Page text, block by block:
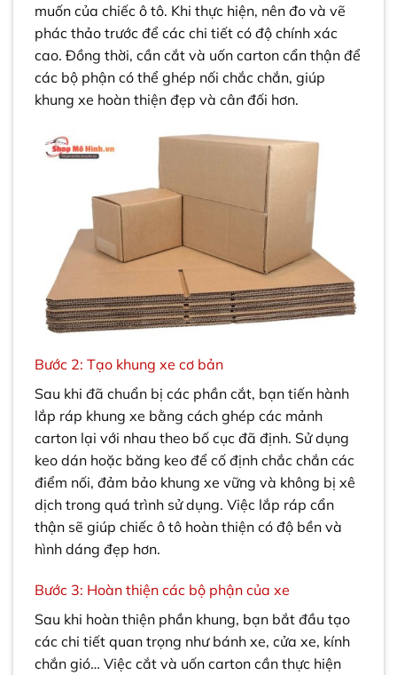
muốn của chiếc ô tô. Khi thực hiện, nên đo và vẽ
phác thảo trước để các chi tiết có độ chính xác
cao. Đồng thời, cần cắt và uốn carton cẩn thận để
các bộ phận có thể ghép nối chắc chắn, giúp
khung xe hoàn thiện đẹp và cân đối hơn.
Bước 2: Tạo khung xe cơ bản
Sau khi đã chuẩn bị các phần cắt, bạn tiến hành
lắp ráp khung xe bằng cách ghép các mảnh
carton lại với nhau theo bố cục đã định. Sử dụng
keo dán hoặc băng keo để cố định chắc chắn các
điểm nối, đảm bảo khung xe vững và không bị xê
dịch trong quá trình sử dụng. Việc lắp ráp cẩn
thận sẽ giúp chiếc ô tô hoàn thiện có độ bền và
hình dáng đẹp hơn.
Bước 3: Hoàn thiện các bộ phận của xe
Sau khi hoàn thiện phần khung, bạn bắt đầu tạo
các chi tiết quan trọng như bánh xe, cửa xe, kính
chắn gió… Việc cắt và uốn carton cần thực hiện